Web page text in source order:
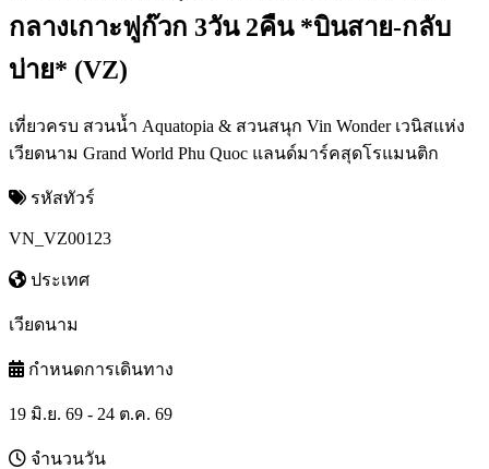
กลางเกาะฟูก๊วก 3วัน 2คืน *บินสาย-กลับ
บ่าย* (VZ)
เที่ยวครบ สวนน้ำ Aquatopia & สวนสนุก Vin Wonder เวนิสแห่ง
เวียดนาม Grand World Phu Quoc แลนด์มาร์คสุดโรแมนติก
รหัสทัวร์
VN_VZ00123
ประเทศ
เวียดนาม
กำหนดการเดินทาง
19 มิ.ย. 69 - 24 ต.ค. 69
จำนวนวัน